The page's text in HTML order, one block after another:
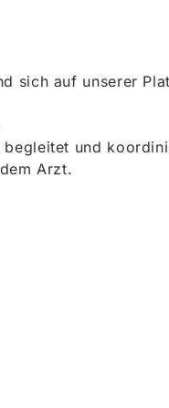
sich auf unserer
begleitet und
Arzt.